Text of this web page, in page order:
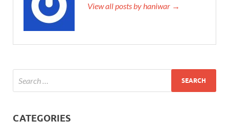
View all posts by haniwar →
CATEGORIES